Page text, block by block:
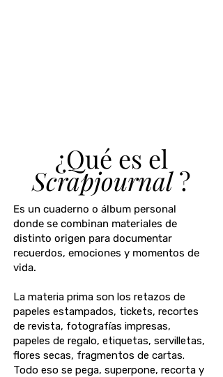
¿Qué es el
Scrapjournal?
Es un cuaderno o álbum personal
donde se combinan materiales de
distinto origen para documentar
recuerdos, emociones y momentos de
vida.
La materia prima son los retazos de
papeles estampados, tickets, recortes
de revista, fotografías impresas,
papeles de regalo, etiquetas, servilletas,
flores secas, fragmentos de cartas.
Todo eso se pega, superpone, recorta y